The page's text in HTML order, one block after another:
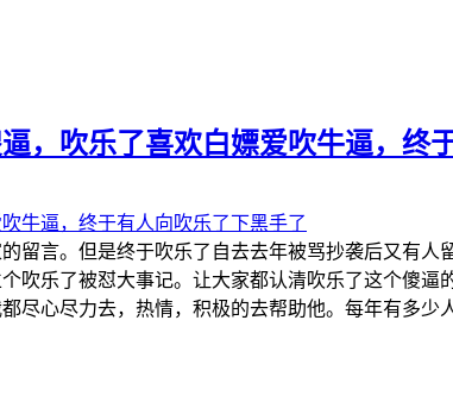
，吹乐了喜欢白嫖爱吹牛逼，终
留言。但是终于吹乐了自去去年被骂抄袭后又有
吹乐了被怼大事记。让大家都认清吹乐了这个傻
尽心尽力去，热情，积极的去帮助他。每年有多少